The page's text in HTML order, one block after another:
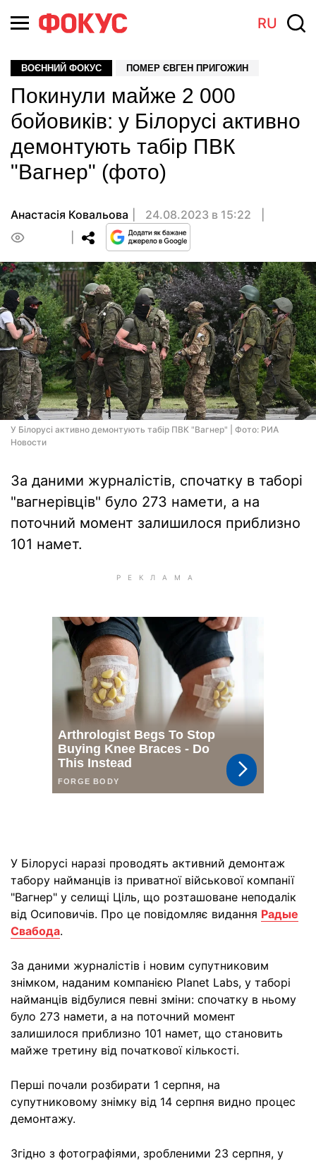
RU
ВОЄННИЙ ФОКУС ПОМЕР ЄВГЕН ПРИГОЖИН
Покинули майже 2 000
бойовиків: у Білорусі активно
демонтують табір ПВК
"Вагнер" (фото)
Анастасія Ковальова
24.08.2023 в 15:22
У Білорусі активно демонтують табір ПВК "Вагнер" | Фото: РИА
Новости
За даними журналістів, спочатку в таборі
"вагнерівців" було 273 намети, а на
поточний момент залишилося приблизно
101 намет.
У Білорусі наразі проводять активний демонтаж
табору найманців із приватної військової компанії
"Вагнер" у селищі Ціль, що розташоване неподалік
від Осиповичів. Про це повідомляє видання Радые
Свабода.
За даними журналістів і новим супутниковим
знімком, наданим компанією Planet Labs, у таборі
найманців відбулися певні зміни: спочатку в ньому
було 273 намети, а на поточний момент
залишилося приблизно 101 намет, що становить
майже третину від початкової кількості.
Перші почали розбирати 1 серпня, на
супутниковому знімку від 14 серпня видно процес
демонтажу.
Згідно з фотографіями, зробленими 23 серпня, у